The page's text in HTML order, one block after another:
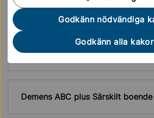
Godkänn nödvändiga
Godkänn alla kakor
Demens ABC
Demens ABC plus Hemtjänst
Demens ABC plus Särskilt boende